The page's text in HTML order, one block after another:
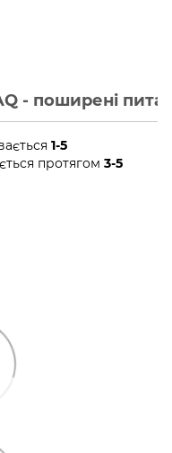
- поширені
1-5
протягом 3-5